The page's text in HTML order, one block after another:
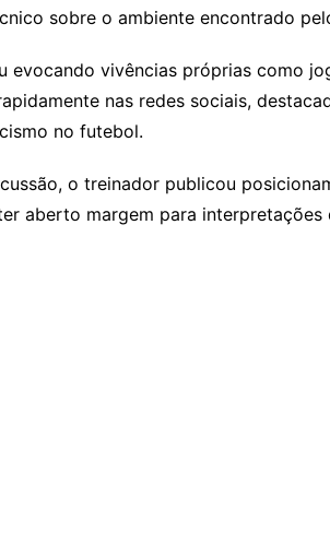
sobre o ambiente encontrado
evocando vivências próprias como
nas redes sociais,
no futebol.
o treinador publicou
aberto margem para interpretações